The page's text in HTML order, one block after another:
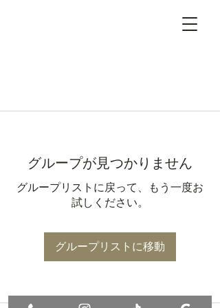
グループが見つかりません
グループリストに戻って、もう一度お
試しください。
グループリストに移動